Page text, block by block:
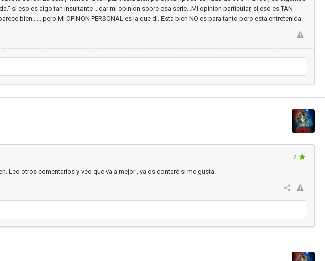
si eso es algo tan insultante ...dar mi opinion sobre esa serie...MI opinion particular, si eso es TAN
bien.......pero MI OPINON PERSONAL es la que dí. Esta bien NO es para tanto pero esta entretenida.
7
Leo otros comentarios y veo que va a mejor , ya os contaré si me gusta.